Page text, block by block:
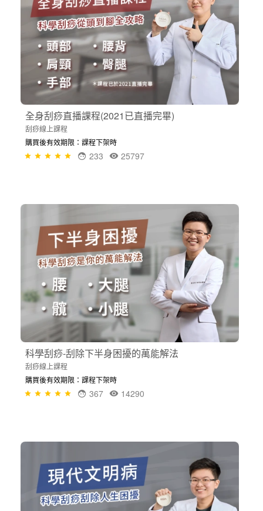
全身刮痧直播課程(2021已直播完畢)
刮痧線上課程
購買後有效期限：課程下架時
25797
233
科學刮痧-刮除下半身困擾的萬能解法
刮痧線上課程
購買後有效期限：課程下架時
14290
367